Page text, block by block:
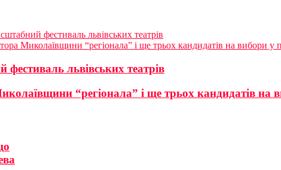
фестиваль львівських театрів
Миколаївщини “регіонала” і ще трьох кандидатів на вибори у
львівських театрів
“регіонала” і ще трьох кандидатів на